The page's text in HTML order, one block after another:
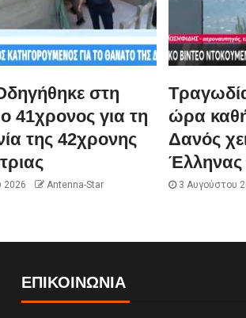
στη
41χρονος για τη
της 42χρονης
2026 Antenna-Star
ώρα
Δανός
Έλληνας
3 Αυγούστου
ΕΠΙΚΟΙΝΩΝΊΑ